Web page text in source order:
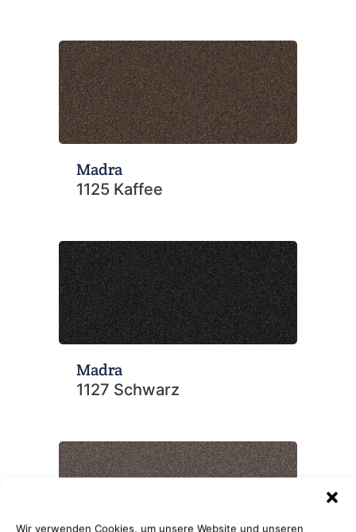
Wir verwenden Cookies, um unsere Website und unseren
Madra
1125 Kaffee
Madra
1127 Schwarz